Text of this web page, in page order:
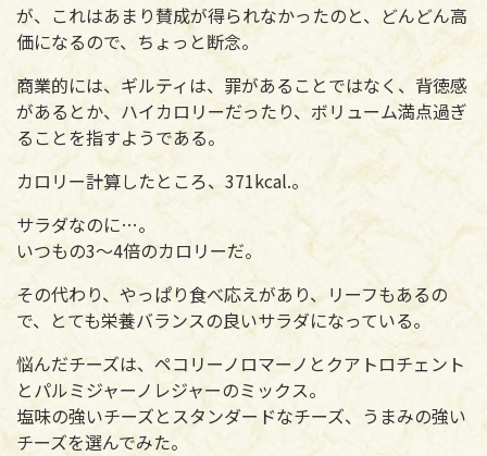
が、これはあまり賛成が得られなかったのと、どんどん高
価になるので、ちょっと断念。
商業的には、ギルティは、罪があることではなく、背徳感
があるとか、ハイカロリーだったり、ボリューム満点過ぎ
ることを指すようである。
カロリー計算したところ、371kcal.。
サラダなのに…。
いつもの3～4倍のカロリーだ。
その代わり、やっぱり食べ応えがあり、リーフもあるの
で、とても栄養バランスの良いサラダになっている。
悩んだチーズは、ペコリーノロマーノとクアトロチェント
とパルミジャーノレジャーのミックス。
塩味の強いチーズとスタンダードなチーズ、うまみの強い
チーズを選んでみた。